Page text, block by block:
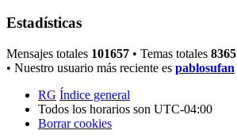
Estadísticas
Mensajes totales 101657 • Temas totales 8365
• Nuestro usuario más reciente es pablosufan
RG Índice general
Todos los horarios son UTC-04:00
Borrar cookies